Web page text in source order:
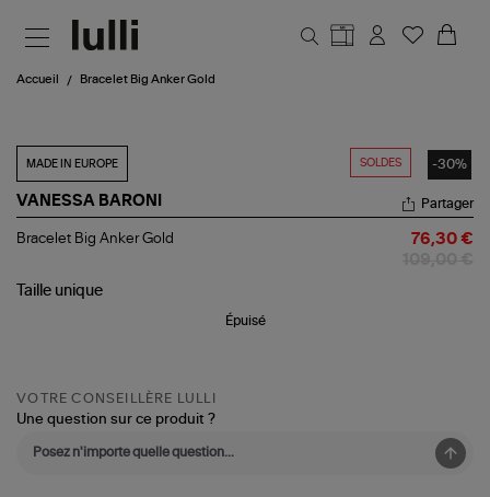
Accueil Bracelet Big Anker Gold
SOLDES -30%
MADE IN EUROPE
VANESSA BARONI
Bracelet
Gold
Partager
Bracelet Big Anker Gold 76,30 €
Taille unique
Épuisé
VOTRE CONSEILLÈRE LULLI
Une question sur ce produit ?